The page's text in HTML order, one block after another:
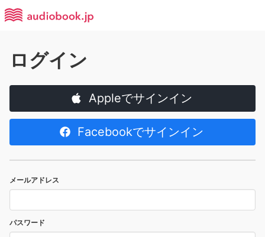
ログイン
Appleでサインイン
Facebookでサインイン
メールアドレス
パスワード